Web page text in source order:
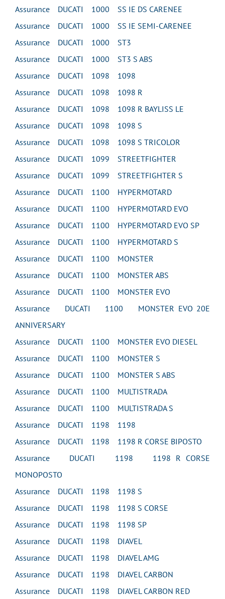
Assurance DUCATI 1000 SS IE DS CARENEE
Assurance DUCATI 1000 SS IE SEMI-CARENEE
Assurance DUCATI 1000 ST3
Assurance DUCATI 1000 ST3 S ABS
Assurance DUCATI 1098 1098
Assurance DUCATI 1098 1098 R
Assurance DUCATI 1098 1098 R BAYLISS LE
Assurance DUCATI 1098 1098 S
Assurance DUCATI 1098 1098 S TRICOLOR
Assurance DUCATI 1099 STREETFIGHTER
Assurance DUCATI 1099 STREETFIGHTER S
Assurance DUCATI 1100 HYPERMOTARD
Assurance DUCATI 1100 HYPERMOTARD EVO
Assurance DUCATI 1100 HYPERMOTARD EVO SP
Assurance DUCATI 1100 HYPERMOTARD S
Assurance DUCATI 1100 MONSTER
Assurance DUCATI 1100 MONSTER ABS
Assurance DUCATI 1100 MONSTER EVO
Assurance DUCATI 1100 MONSTER EVO 20E
ANNIVERSARY
Assurance DUCATI 1100 MONSTER EVO DIESEL
Assurance DUCATI 1100 MONSTER S
Assurance DUCATI 1100 MONSTER S ABS
Assurance DUCATI 1100 MULTISTRADA
Assurance DUCATI 1100 MULTISTRADA S
Assurance DUCATI 1198 1198
Assurance DUCATI 1198 1198 R CORSE BIPOSTO
Assurance DUCATI 1198 1198 R CORSE
MONOPOSTO
Assurance DUCATI 1198 1198 S
Assurance DUCATI 1198 1198 S CORSE
Assurance DUCATI 1198 1198 SP
Assurance DUCATI 1198 DIAVEL
Assurance DUCATI 1198 DIAVEL AMG
Assurance DUCATI 1198 DIAVEL CARBON
Assurance DUCATI 1198 DIAVEL CARBON RED